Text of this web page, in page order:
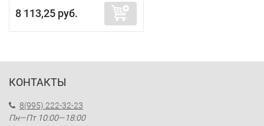
8 113,25 руб.
КОНТАКТЫ
8(995) 222-32-23
Пн—Пт 10:00—18:00